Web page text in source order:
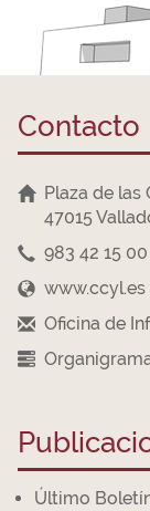
Contacto
Plaza de las
47015
983 42 15 00
www.ccyl.es
Oficina de
Último